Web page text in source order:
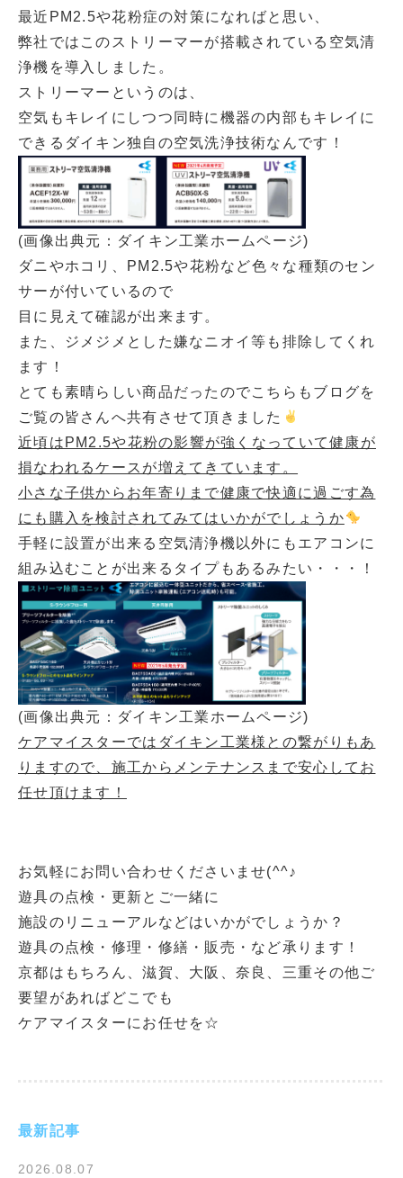
最新記事
2026.08.07
最近PM2.5や花粉症の対策になればと思い、
弊社ではこのストリーマーが搭載されている空気清
浄機を導入しました。
ストリーマーというのは、
空気もキレイにしつつ同時に機器の内部もキレイに
できるダイキン独自の空気洗浄技術なんです！
(画像出典元：ダイキン工業ホームページ)
ダニやホコリ、PM2.5や花粉など色々な種類のセン
サーが付いているので
目に見えて確認が出来ます。
また、ジメジメとした嫌なニオイ等も排除してくれ
ます！
とても素晴らしい商品だったのでこちらもブログを
ご覧の皆さんへ共有させて頂きました
近頃はPM2.5や花粉の影響が強くなっていて健康が
損なわれるケースが増えてきています。
小さな子供からお年寄りまで健康で快適に過ごす為
にも購入を検討されてみてはいかがでしょうか
手軽に設置が出来る空気清浄機以外にもエアコンに
組み込むことが出来るタイプもあるみたい・・・！
(画像出典元：ダイキン工業ホームページ)
ケアマイスターではダイキン工業様との繋がりもあ
りますので、施工からメンテナンスまで安心してお
任せ頂けます！
お気軽にお問い合わせくださいませ(^^♪
遊具の点検・更新とご一緒に
施設のリニューアルなどはいかがでしょうか？
遊具の点検・修理・修繕・販売・など承ります！
京都はもちろん、滋賀、大阪、奈良、三重その他ご
要望があればどこでも
ケアマイスターにお任せを☆